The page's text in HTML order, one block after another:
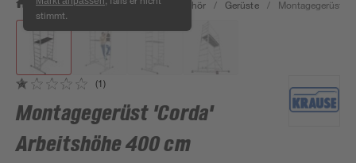
stimmt.
/ Bauen & Renovieren / Bauzubehör / Gerüste / Montagegerüst
(1)
Montagegerüst 'Corda'
Arbeitshöhe 400 cm